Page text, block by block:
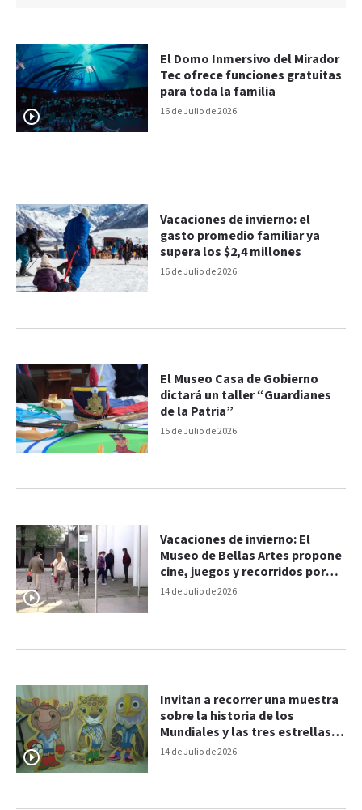
16 de Julio de 2026
El Domo Inmersivo del Mirador
Tec ofrece funciones gratuitas
para toda la familia
16 de Julio de 2026
Vacaciones de invierno: el
gasto promedio familiar ya
supera los $2,4 millones
15 de Julio de 2026
El Museo Casa de Gobierno
dictará un taller “Guardianes
de la Patria”
14 de Julio de 2026
Vacaciones de invierno: El
Museo de Bellas Artes propone
cine, juegos y recorridos por
sus 100 años
14 de Julio de 2026
Invitan a recorrer una muestra
sobre la historia de los
Mundiales y las tres estrellas
argentinas